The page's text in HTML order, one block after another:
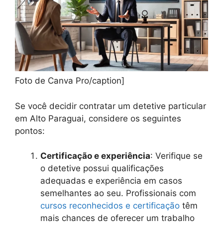
Foto de Canva Pro/caption]
Se você decidir contratar um detetive particular
em Alto Paraguai, considere os seguintes
pontos:
Certificação e experiência: Verifique se
o detetive possui qualificações
adequadas e experiência em casos
semelhantes ao seu. Profissionais com
cursos reconhecidos e certificação têm
mais chances de oferecer um trabalho